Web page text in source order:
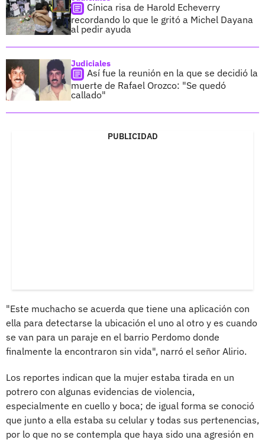
Cínica risa de Harold Echeverry
recordando lo que le gritó a Michel Dayana
al pedir ayuda
Judiciales
Así fue la reunión en la que se decidió la
muerte de Rafael Orozco: "Se quedó
callado"
PUBLICIDAD
"Este muchacho se acuerda que tiene una aplicación con
ella para detectarse la ubicación el uno al otro y es cuando
se van para un paraje en el barrio Perdomo donde
finalmente la encontraron sin vida", narró el señor Alirio.
Los reportes indican que la mujer estaba tirada en un
potrero con algunas evidencias de violencia,
especialmente en cuello y boca; de igual forma se conoció
que junto a ella estaba su celular y todas sus pertenencias,
por lo que no se contempla que haya sido una agresión en